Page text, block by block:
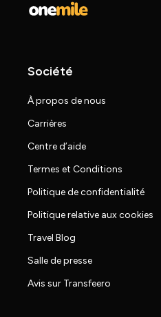
Société
À propos de nous
Carrières
Centre d’aide
Termes et Conditions
Politique de confidentialité
Politique relative aux cookies
Travel Blog
Salle de presse
Avis sur Transfeero